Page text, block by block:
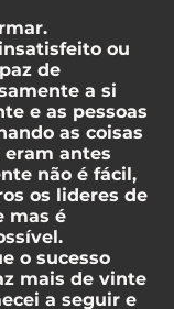
ou
de
a si
e as pessoas
as coisas
eram antes
não é fácil,
os lideres de
mas é
o sucesso
mais de vinte
a seguir e